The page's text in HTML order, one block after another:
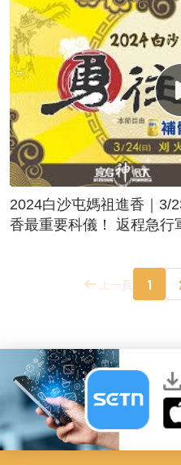
2024白沙屯媽祖進香｜3/
香最重要科儀！ 返程急行
上一頁 1